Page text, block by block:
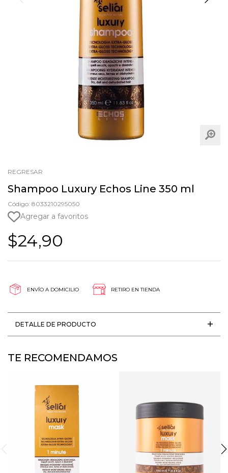
REGRESAR
Shampoo Luxury Echos Line 350 ml
Código: 8033210295050
Agregar a favoritos
$24,90
ENVÍO A DOMICILIO RETIRO EN TIENDA
DETALLE DE PRODUCTO
TE RECOMENDAMOS